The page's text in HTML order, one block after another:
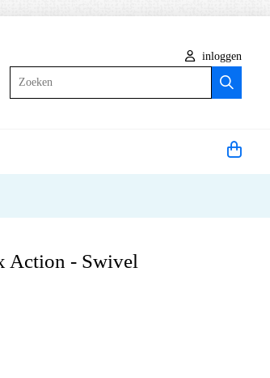
inloggen
Action - Swivel